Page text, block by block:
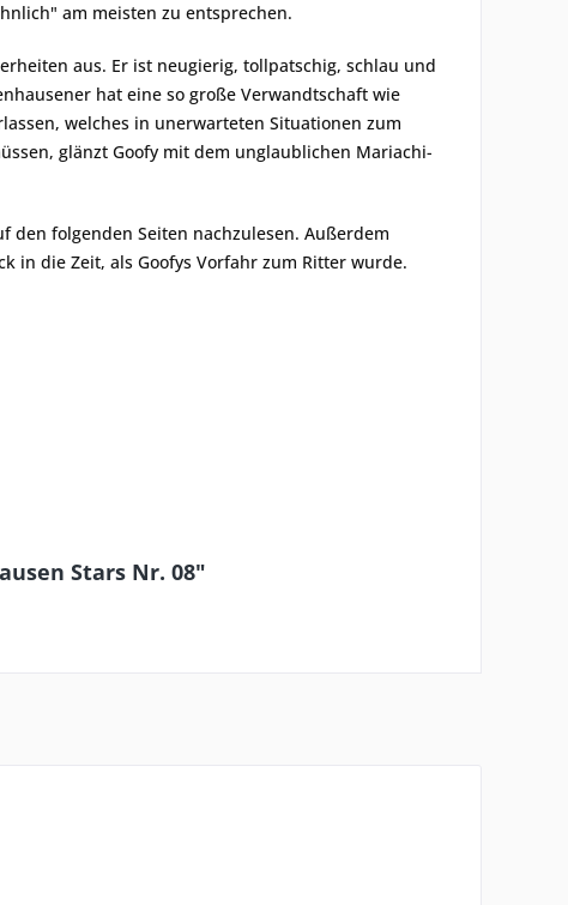
am meisten zu entsprechen.
aus. Er ist neugierig, tollpatschig, schlau und
hat eine so große Verwandtschaft wie
welches in unerwarteten Situationen zum
glänzt Goofy mit dem unglaublichen Mariachi-
den folgenden Seiten nachzulesen. Außerdem
in die Zeit, als Goofys Vorfahr zum Ritter wurde.
Stars Nr. 08"